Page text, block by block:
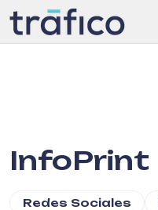
InfoPrint
Redes Sociales